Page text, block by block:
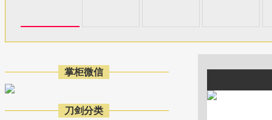
掌柜微信
刀剑分类